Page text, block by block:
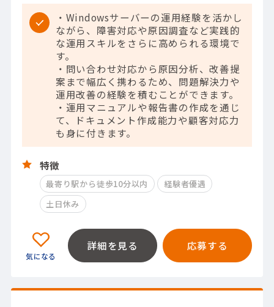
・Windowsサーバーの運用経験を活かし
ながら、障害対応や原因調査など実践的
な運用スキルをさらに高められる環境で
す。
・問い合わせ対応から原因分析、改善提
案まで幅広く携わるため、問題解決力や
運用改善の経験を積むことができます。
・運用マニュアルや報告書の作成を通じ
て、ドキュメント作成能力や顧客対応力
も身に付きます。
特徴
最寄り駅から徒歩10分以内
経験者優遇
土日休み
詳細を見る 応募する